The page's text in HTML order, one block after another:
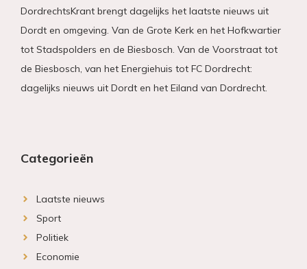
DordrechtsKrant brengt dagelijks het laatste nieuws uit
Dordt en omgeving. Van de Grote Kerk en het Hofkwartier
tot Stadspolders en de Biesbosch. Van de Voorstraat tot
de Biesbosch, van het Energiehuis tot FC Dordrecht:
dagelijks nieuws uit Dordt en het Eiland van Dordrecht.
Categorieën
Laatste nieuws
Sport
Politiek
Economie